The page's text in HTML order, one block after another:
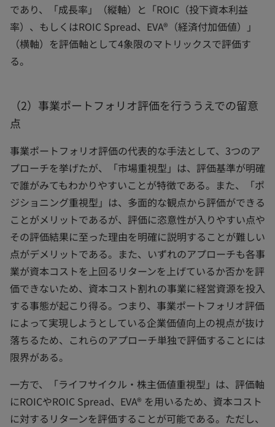
であり、「成長率」（縦軸）と「ROIC（投下資本利益
率）、もしくはROIC Spread、EVA®（経済付加価値）」
（横軸）を評価軸として4象限のマトリックスで評価す
る。
（2）事業ポートフォリオ評価を行ううえでの留意
点
事業ポートフォリオ評価の代表的な手法として、3つのア
プローチを挙げたが、「市場重視型」は、評価基準が明確
で誰がみてもわかりやすいことが特徴である。また、「ポ
ジショニング重視型」は、多面的な観点から評価ができる
ことがメリットであるが、評価に恣意性が入りやすい点や
その評価結果に至った理由を明確に説明することが難しい
点がデメリットである。また、いずれのアプローチも各事
業が資本コストを上回るリターンを上げているか否かを評
価できないため、資本コスト割れの事業に経営資源を投入
する事態が起こり得る。つまり、事業ポートフォリオ評価
によって実現しようとしている企業価値向上の視点が抜け
落ちるため、これらのアプローチ単独で評価することには
限界がある。
一方で、「ライフサイクル・株主価値重視型」は、評価軸
にROICやROIC Spread、EVA® を用いるため、資本コスト
に対するリターンを評価することが可能である。ただし、